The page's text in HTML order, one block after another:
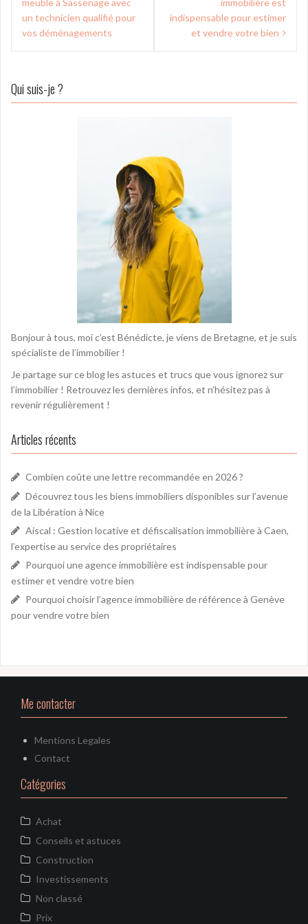
l’article
un technicien qualifié pour
vos déménagements
indispensable pour estimer
et vendre votre bien
Qui suis-je ?
Bonjour à tous, moi c’est Bénédicte, je viens de Bretagne, et je suis
spécialiste de l’immobilier !
Je partage sur ce blog les astuces et trucs que vous ignorez sur
l’immobilier ! Retrouvez les dernières infos, et n’hésitez pas à
revenir régulièrement !
Articles récents
Combien coûte une lettre recommandée en 2026 ?
Découvrez tous les biens immobiliers disponibles sur l’avenue
de la Libération à Nice
Aiscal : Gestion locative et défiscalisation immobilière à Caen,
l’expertise au service des propriétaires
Pourquoi une agence immobilière est indispensable pour
estimer et vendre votre bien
Pourquoi choisir l’agence immobilière de référence à Genève
pour vendre votre bien
Me contacter
Mentions Legales
Contact
Catégories
Achat
Conseils et astuces
Construction
Investissements
Non classé
Prix